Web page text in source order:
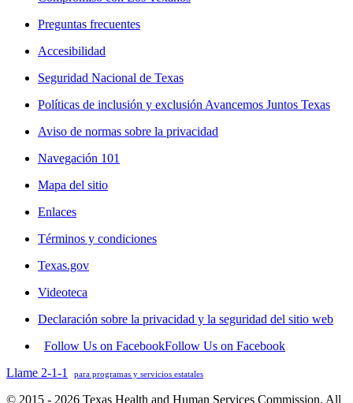
Preguntas frecuentes
Accesibilidad
Seguridad Nacional de Texas
Políticas de inclusión y exclusión Avancemos Juntos Texas
Aviso de normas sobre la privacidad
Navegación 101
Mapa del sitio
Enlaces
Términos y condiciones
Texas.gov
Videoteca
Declaración sobre la privacidad y la seguridad del sitio web
Follow Us on FacebookFollow Us on Facebook
Llame 2-1-1
para programas y servicios estatales
© 2015 - 2026 Texas Health and Human Services Commission. All